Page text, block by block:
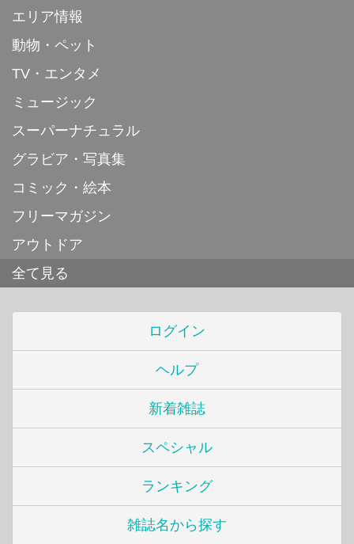
エリア情報
動物・ペット
TV・エンタメ
ミュージック
スーパーナチュラル
グラビア・写真集
コミック・絵本
フリーマガジン
アウトドア
全て見る
ログイン
ヘルプ
新着雑誌
スペシャル
ランキング
雑誌名から探す